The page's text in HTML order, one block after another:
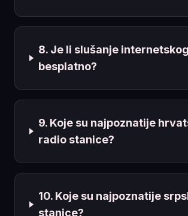
8. Je li slušanje
besplatno?
9. Koje su najpoznatije
radio stanice?
10. Koje su najpoznatije
stanice?